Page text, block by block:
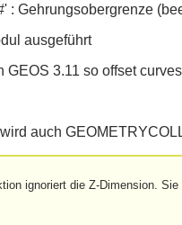
: Gehrungsobergrenze
ausgeführt
GEOS 3.11 so offset
auch
ignoriert die Z-Dimension.